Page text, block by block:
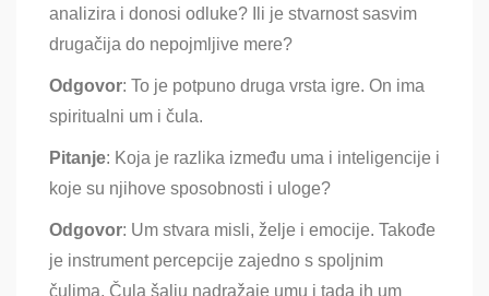
analizira i donosi odluke? Ili je stvarnost sasvim
drugačija do nepojmljive mere?
Odgovor: To je potpuno druga vrsta igre. On ima
spiritualni um i čula.
Pitanje: Koja je razlika između uma i inteligencije i
koje su njihove sposobnosti i uloge?
Odgovor: Um stvara misli, želje i emocije. Takođe
je instrument percepcije zajedno s spoljnim
čulima. Čula šalju nadražaje umu i tada ih um